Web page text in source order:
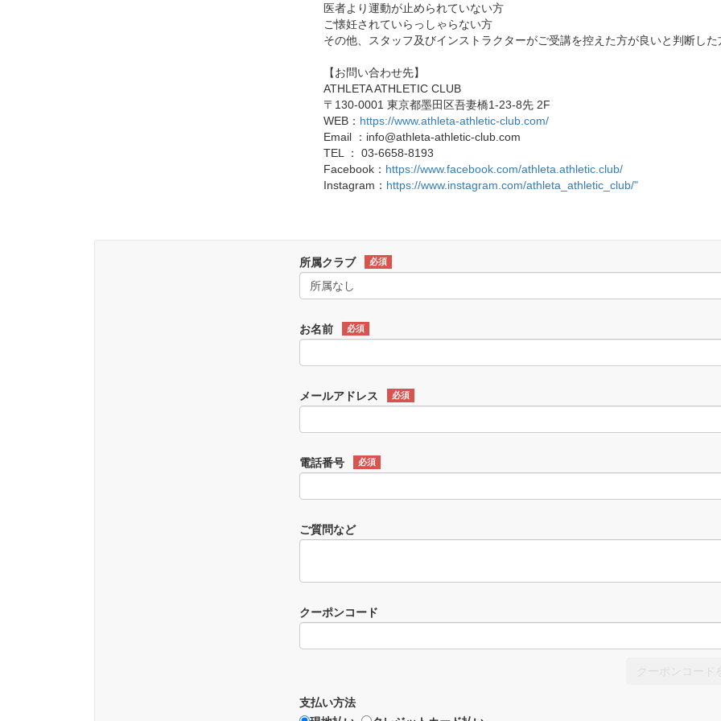
医者より運動が止められていない方
ご懐妊されていらっしゃらない方
その他、スタッフ及びインストラクターがご受講を控えた方が良いと判断した
【お問い合わせ先】
ATHLETA ATHLETIC CLUB
〒130-0001 東京都墨田区吾妻橋1-23-8先 2F
WEB： https://www.athleta-athletic-club.com/
Email ：info@athleta-athletic-club.com
TEL ： 03-6658-8193
Facebook： https://www.facebook.com/athleta.athletic.club/
Instagram： https://www.instagram.com/athleta_athletic_club/"
所属クラブ 必須
お名前 必須
メールアドレス 必須
電話番号 必須
ご質問など
クーポンコード
支払い方法